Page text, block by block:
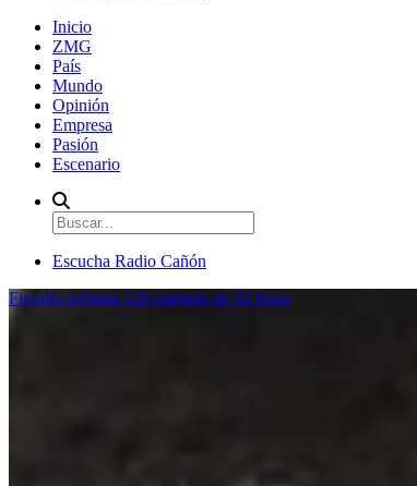
Inicio
ZMG
País
Mundo
Opinión
Empresa
Pasión
Escenario
Escucha Radio Cañón
Fiscalía exhuma 126 cuerpos de 32 fosas